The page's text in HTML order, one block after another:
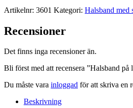
Artikelnr: 3601 Kategori: Halsband med
Recensioner
Det finns inga recensioner än.
Bli först med att recensera ”Halsband
Du måste vara inloggad för att skriva en
Beskrivning